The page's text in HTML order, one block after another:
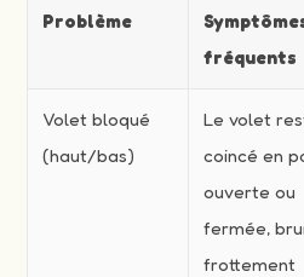
Problème
fréquents
Volet bloqué
(haut/bas)
Le volet
coincé en
ouverte ou
fermée,
frottement